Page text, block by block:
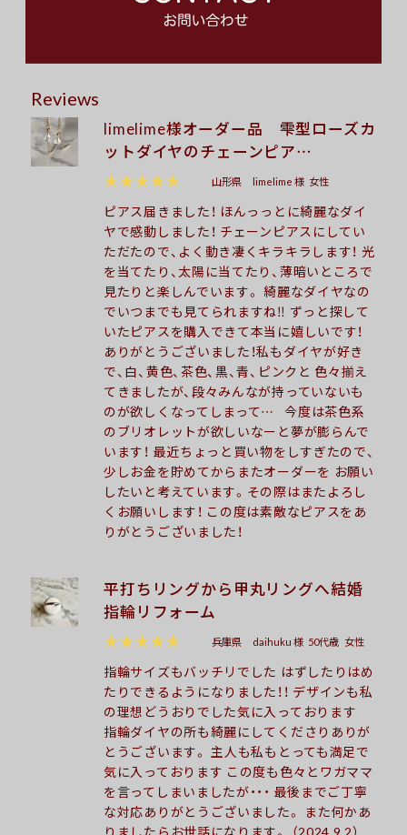
Reviews
limelime様オーダー品 雫型ローズカ
ットダイヤのチェーンピア…
★★★★★
山形県 limelime 様 女性
ピアス届きました！ ほんっっとに綺麗なダイ
ヤで感動しました！ チェーンピアスにしてい
ただたので、よく動き凄くキラキラします！ 光
を当てたり、太陽に当てたり、薄暗いところで
見たりと楽しんでいます。 綺麗なダイヤなの
でいつまでも見てられますね‼︎ ずっと探して
いたピアスを購入できて本当に嬉しいです！
ありがとうございました！私もダイヤが好き
で、白、黄色、茶色、黒、青、ピンクと 色々揃え
てきましたが、段々みんなが持っていないも
のが欲しくなってしまって… 今度は茶色系
のブリオレットが欲しいなーと夢が膨らんで
います！ 最近ちょっと買い物をしすぎたので、
少しお金を貯めてからまたオーダーを お願い
したいと考えています。その際はまたよろし
くお願いします！ この度は素敵なピアスをあ
りがとうございました！
平打ちリングから甲丸リングへ結婚
指輪リフォーム
★★★★★
兵庫県 daihuku 様 50代歳 女性
指輪サイズもバッチリでした はずしたりはめ
たりできるようになりました！！ デザインも私
の理想どうおりでした気に入っております
指輪ダイヤの所も綺麗にしてくださりありが
とうございます。 主人も私もとっても満足で
気に入っております この度も色々とワガママ
を言ってしまいましたが・・・ 最後までご丁寧
な対応ありがとうございました。 また何かあ